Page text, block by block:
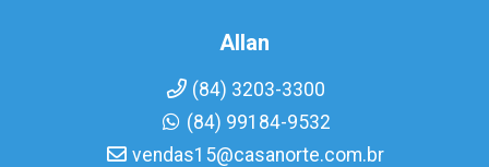
Allan
(84) 3203-3300
(84) 99184-9532
vendas15@casanorte.com.br